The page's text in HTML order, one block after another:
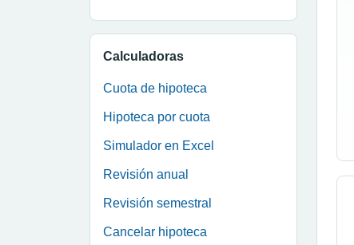
Calculadoras
Cuota de hipoteca
Hipoteca por cuota
Simulador en Excel
Revisión anual
Revisión semestral
Cancelar hipoteca